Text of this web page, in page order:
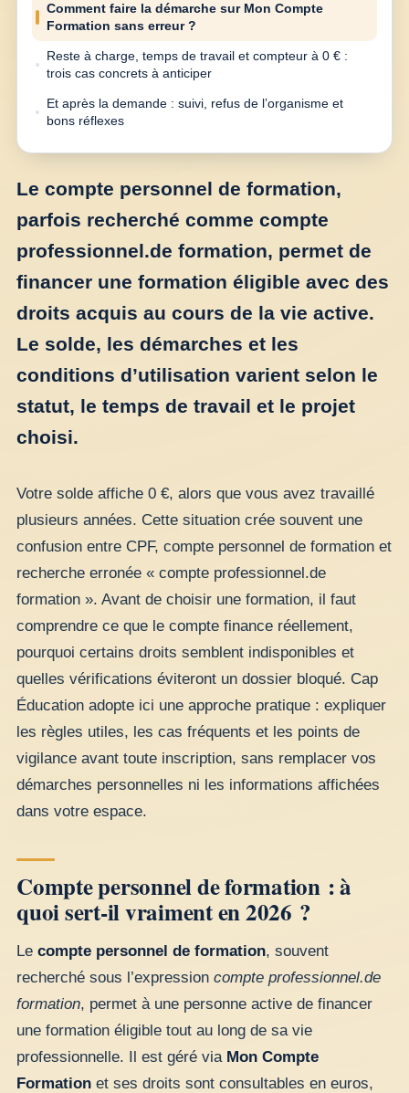
Comment faire la démarche sur Mon Compte
Formation sans erreur ?
Reste à charge, temps de travail et compteur à 0 € :
trois cas concrets à anticiper
Et après la demande : suivi, refus de l’organisme et
bons réflexes
Le compte personnel de formation,
parfois recherché comme compte
professionnel.de formation, permet de
financer une formation éligible avec des
droits acquis au cours de la vie active.
Le solde, les démarches et les
conditions d’utilisation varient selon le
statut, le temps de travail et le projet
choisi.
Votre solde affiche 0 €, alors que vous avez travaillé
plusieurs années. Cette situation crée souvent une
confusion entre CPF, compte personnel de formation et
recherche erronée « compte professionnel.de
formation ». Avant de choisir une formation, il faut
comprendre ce que le compte finance réellement,
pourquoi certains droits semblent indisponibles et
quelles vérifications éviteront un dossier bloqué. Cap
Éducation adopte ici une approche pratique : expliquer
les règles utiles, les cas fréquents et les points de
vigilance avant toute inscription, sans remplacer vos
démarches personnelles ni les informations affichées
dans votre espace.
Compte personnel de formation : à
quoi sert-il vraiment en 2026 ?
Le compte personnel de formation, souvent
recherché sous l’expression compte professionnel.de
formation, permet à une personne active de financer
une formation éligible tout au long de sa vie
professionnelle. Il est géré via Mon Compte
Formation et ses droits sont consultables en euros,